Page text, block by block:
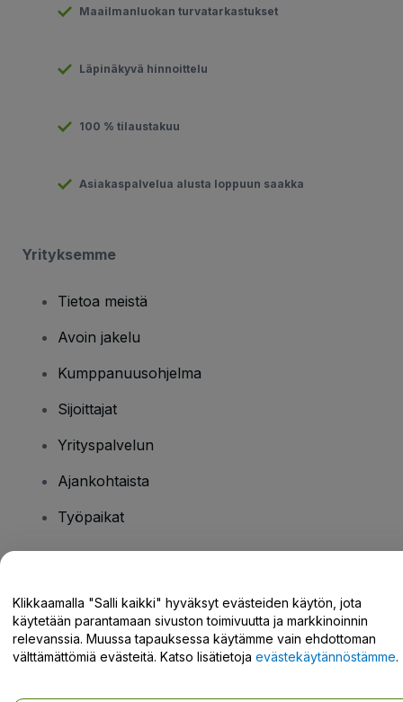
Maailmanluokan turvatarkastukset
Läpinäkyvä hinnoittelu
100 % tilaustakuu
Asiakaspalvelua alusta loppuun saakka
Yrityksemme
Tietoa meistä
Avoin jakelu
Kumppanuusohjelma
Sijoittajat
Yrityspalvelun
Ajankohtaista
Työpaikat
Tukikeskus / Ota meihin yhteyttä
Klikkaamalla "Salli kaikki" hyväksyt evästeiden käytön, jota
käytetään parantamaan sivuston toimivuutta ja markkinoinnin
relevanssia. Muussa tapauksessa käytämme vain ehdottoman
välttämättömiä evästeitä. Katso lisätietoja evästekäytännöstämme.